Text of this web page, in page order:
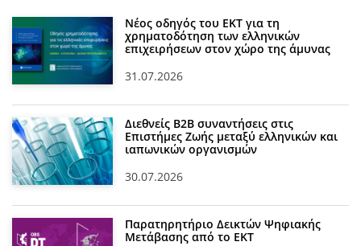
Νέος οδηγός του ΕΚΤ για τη
χρηματοδότηση των ελληνικών
επιχειρήσεων στον χώρο της άμυνας
31.07.2026
Διεθνείς Β2Β συναντήσεις στις
Επιστήμες Ζωής μεταξύ ελληνικών και
ιαπωνικών οργανισμών
30.07.2026
Παρατηρητήριο Δεικτών Ψηφιακής
Μετάβασης από το ΕΚΤ